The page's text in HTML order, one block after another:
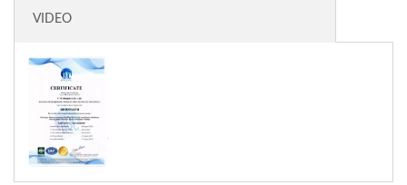
VIDEO